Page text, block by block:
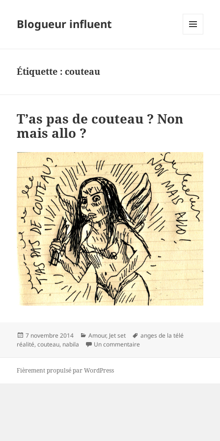
Blogueur influent
Étiquette :couteau
T’as pas de couteau ? Non
mais allo ?
Publié
le
7 novembre 2014 Catégories
Amour, Jet set
Mots-
anges de la télé
réalité,couteau, nabila Un commentaire
Fièrement propulsé par WordPress